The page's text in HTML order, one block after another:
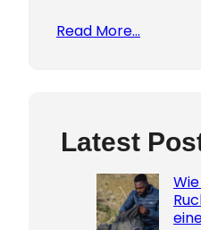
Read More…
Latest